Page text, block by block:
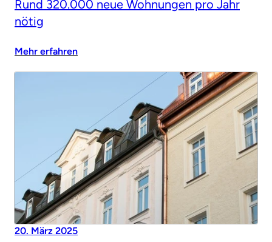
Rund 320.000 neue Wohnungen pro Jahr
nötig
Mehr erfahren
20. März 2025